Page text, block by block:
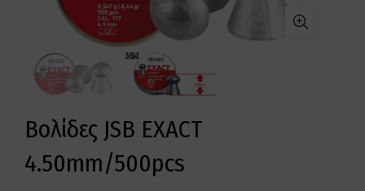
Βολίδες JSB EXACT
4.50mm/500pcs